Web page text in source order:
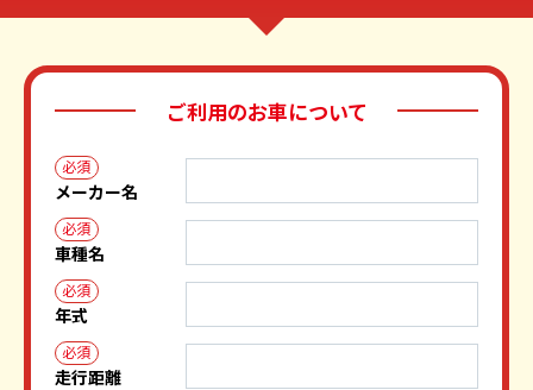
ご利用のお車について
必須
メーカー名
必須
車種名
必須
年式
必須
走行距離